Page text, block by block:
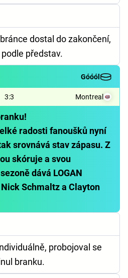
dostal do zakončení,
představ.
Góóól
3:3 Montreal
radosti fanoušků nyní
srovnává stav zápasu. Z
skóruje a svou
dává LOGAN
Nick Schmaltz a Clayton
probojoval se
branku.